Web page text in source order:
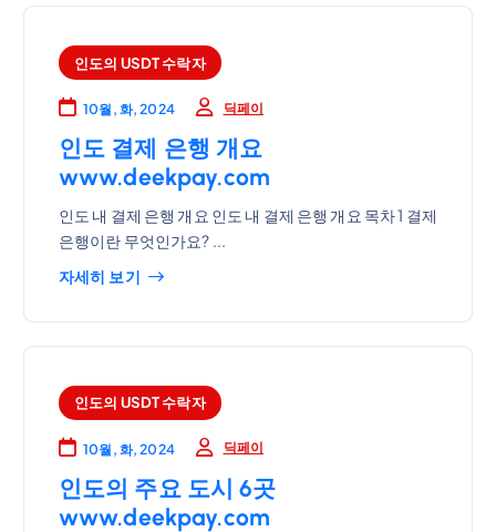
인도의 USDT 수락자
10월, 화, 2024 딕페이
인도 결제 은행 개요
www.deekpay.com
인도 내 결제 은행 개요 인도 내 결제 은행 개요 목차 1 결제
은행이란 무엇인가요? ...
자세히 보기
인도의 USDT 수락자
10월, 화, 2024 딕페이
인도의 주요 도시 6곳
www.deekpay.com